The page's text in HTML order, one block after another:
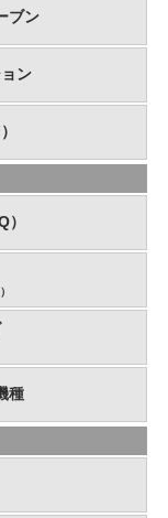
ブン
ン
種